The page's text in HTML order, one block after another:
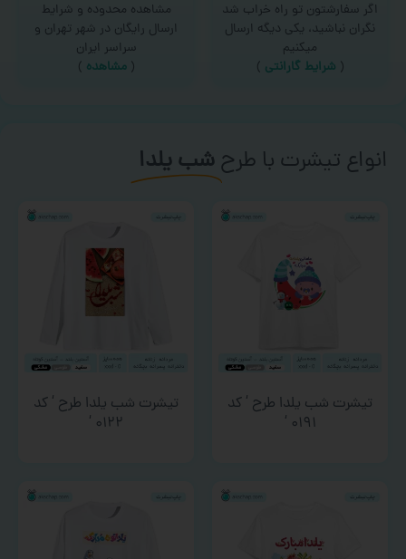
اگر سفارشتون تو راه خراب شد
نگران نباشید، یکی دیگه ارسال
میکنیم
( شرایط گارانتی )
مشاهده محدوده و شرایط
ارسال رایگان در شهر تهران و
سراسر ایران
(مشاهده )
انواع تیشرت با طرحشب یلدا
تیشرت شب یلدا طرح ‘ کد
۰۱۹۱ ‘
تیشرت شب یلدا طرح ‘ کد
۰۱۲۲ ‘